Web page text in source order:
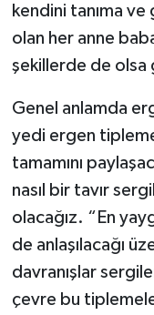
kendini tanıma
olan her anne
şekillerde de olsa
Genel anlamda
yedi ergen
tamamını
nasıl bir tavır
olacağız. “En
de anlaşılacağı
davranışlar
çevre bu